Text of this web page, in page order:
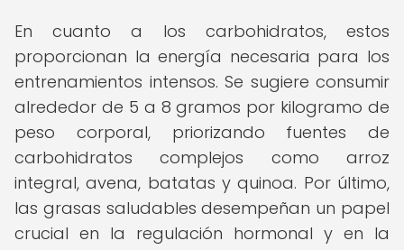
En cuanto a los carbohidratos, estos
proporcionan la energía necesaria para los
entrenamientos intensos. Se sugiere consumir
alrededor de 5 a 8 gramos por kilogramo de
peso corporal, priorizando fuentes de
carbohidratos complejos como arroz
integral, avena, batatas y quinoa. Por último,
las grasas saludables desempeñan un papel
crucial en la regulación hormonal y en la